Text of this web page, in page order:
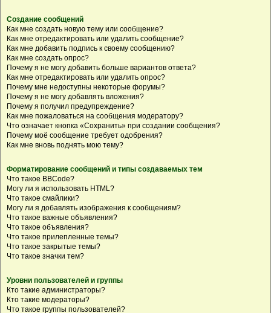
Создание сообщений
Как мне создать новую тему или сообщение?
Как мне отредактировать или удалить сообщение?
Как мне добавить подпись к своему сообщению?
Как мне создать опрос?
Почему я не могу добавить больше вариантов ответа?
Как мне отредактировать или удалить опрос?
Почему мне недоступны некоторые форумы?
Почему я не могу добавлять вложения?
Почему я получил предупреждение?
Как мне пожаловаться на сообщения модератору?
Что означает кнопка «Сохранить» при создании сообщения?
Почему моё сообщение требует одобрения?
Как мне вновь поднять мою тему?
Форматирование сообщений и типы создаваемых тем
Что такое BBCode?
Могу ли я использовать HTML?
Что такое смайлики?
Могу ли я добавлять изображения к сообщениям?
Что такое важные объявления?
Что такое объявления?
Что такое прилепленные темы?
Что такое закрытые темы?
Что такое значки тем?
Уровни пользователей и группы
Кто такие администраторы?
Кто такие модераторы?
Что такое группы пользователей?